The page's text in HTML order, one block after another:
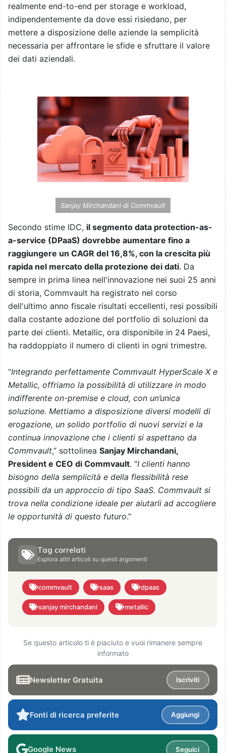
realmente end-to-end per storage e workload,
indipendentemente da dove essi risiedano, per
mettere a disposizione delle aziende la semplicità
necessaria per affrontare le sfide e sfruttare il valore
dei dati aziendali.
Sanjay Mirchandani di Commvault
Secondo stime IDC, il segmento data protection-as-
a-service (DPaaS) dovrebbe aumentare fino a
raggiungere un CAGR del 16,8%, con la crescita più
rapida nel mercato della protezione dei dati. Da
sempre in prima linea nell'innovazione nei suoi 25 anni
di storia, Commvault ha registrato nel corso
dell'ultimo anno fiscale risultati eccellenti, resi possibili
dalla costante adozione del portfolio di soluzioni da
parte dei clienti. Metallic, ora disponibile in 24 Paesi,
ha raddoppiato il numero di clienti in ogni trimestre.
“Integrando perfettamente Commvault HyperScale X e
Metallic, offriamo la possibilità di utilizzare in modo
indifferente on-premise e cloud, con un’unica
soluzione. Mettiamo a disposizione diversi modelli di
erogazione, un solido portfolio di nuovi servizi e la
continua innovazione che i clienti si aspettano da
Commvault,” sottolinea Sanjay Mirchandani,
President e CEO di Commvault. "I clienti hanno
bisogno della semplicità e della flessibilità rese
possibili da un approccio di tipo SaaS. Commvault si
trova nella condizione ideale per aiutarli ad accogliere
le opportunità di questo futuro.”
Tag correlati
Esplora altri articoli su questi argomenti
commvault saas dpaas
sanjay mirchandani metallic
Se questo articolo ti è piaciuto e vuoi rimanere sempre
informato
Newsletter Gratuita Iscriviti
Fonti di ricerca preferite Aggiungi
Google News Seguici